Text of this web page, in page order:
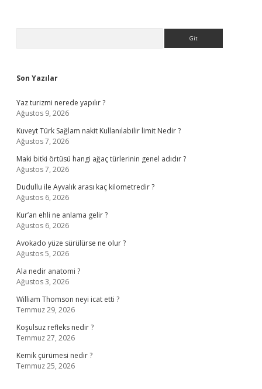
Son Yazılar
Yaz turizmi nerede yapılır ?
Ağustos 9, 2026
Kuveyt Türk Sağlam nakit Kullanılabilir limit Nedir ?
Ağustos 7, 2026
Maki bitki örtüsü hangi ağaç türlerinin genel adıdır ?
Ağustos 7, 2026
Dudullu ile Ayvalık arası kaç kilometredir ?
Ağustos 6, 2026
Kur’an ehli ne anlama gelir ?
Ağustos 6, 2026
Avokado yüze sürülürse ne olur ?
Ağustos 5, 2026
Ala nedir anatomi ?
Ağustos 3, 2026
William Thomson neyi icat etti ?
Temmuz 29, 2026
Koşulsuz refleks nedir ?
Temmuz 27, 2026
Kemik çürümesi nedir ?
Temmuz 25, 2026